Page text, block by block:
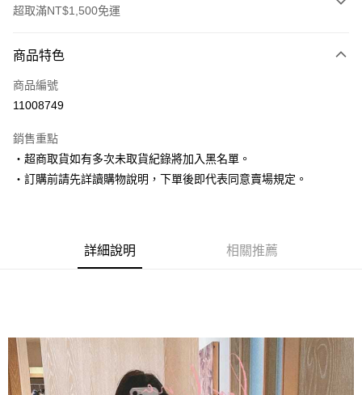
超取滿NT$1,500免運
信用卡一次付款
超商取貨付款
Apple Pay
街口支付
便利好安心！
１．簡單：不需註冊會員、不需綁卡、不需儲值。
２．便利：只要手機號碼，簡訊認證，即可結帳。
３．安心：先確認商品／服務後，再付款。
運送方式
全家取貨付款
商品特色
商品編號
11008749
銷售重點
‧超商取貨如有多次未取貨紀錄將加入黑名單。
‧訂購前請先詳讀購物說明，下單後即代表同意賣場規定。
詳細說明 相關推薦